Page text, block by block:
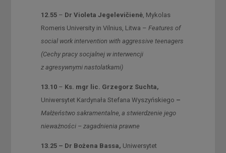
12.55– Dr Violeta Jegelevičienė, Mykolas
Romeris University in Vilnius, Litwa – Features of
social work intervention with aggressive teenagers
(Cechy pracy socjalnej w interwencji
z agresywnymi nastolatkami)
13.10– Ks. mgr lic. Grzegorz Suchta,
Uniwersytet Kardynała Stefana Wyszyńskiego –
Małżeństwo sakramentalne, a stwierdzenie jego
nieważności – zagadnienia prawne
13.25 – Dr Bożena Bassa, Uniwersytet